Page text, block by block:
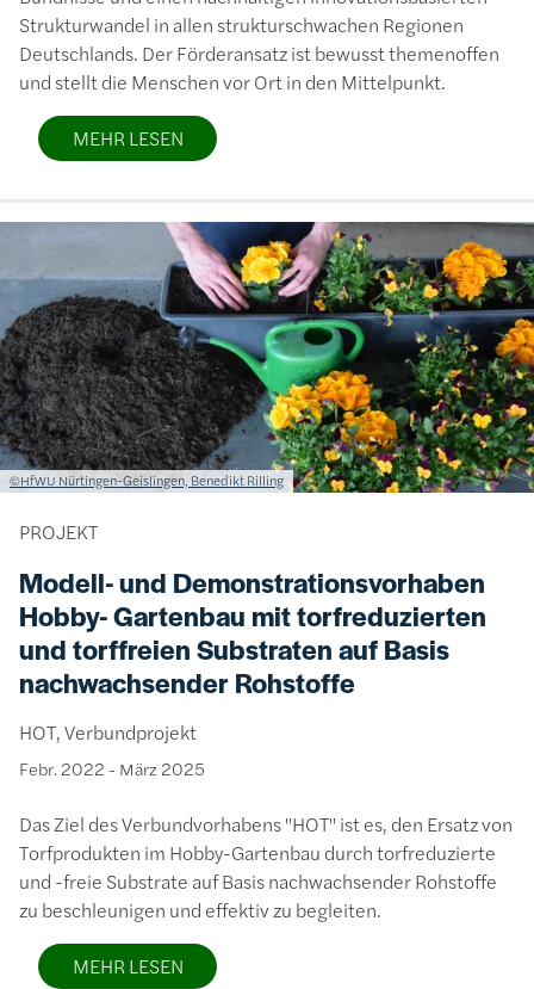
Strukturwandel in allen strukturschwachen Regionen
Deutschlands. Der Förderansatz ist bewusst themenoffen
und stellt die Menschen vor Ort in den Mittelpunkt.
MEHR LESEN
Lizenzinformationen einschließlich Urheberrecht
©HfWU Nürtingen-Geislingen, Benedikt Rilling
PROJEKT
Modell- und Demonstrationsvorhaben
Hobby- Gartenbau mit torfreduzierten
und torffreien Substraten auf Basis
nachwachsender Rohstoffe
HOT, Verbundprojekt
Febr. 2022 - März 2025
Das Ziel des Verbundvorhabens "HOT" ist es, den Ersatz von
Torfprodukten im Hobby-Gartenbau durch torfreduzierte
und -freie Substrate auf Basis nachwachsender Rohstoffe
zu beschleunigen und effektiv zu begleiten.
MEHR LESEN